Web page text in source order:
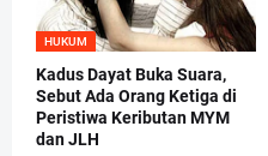
HUKUM
Kadus Dayat Buka Suara,
Sebut Ada Orang Ketiga di
Peristiwa Keributan MYM
dan JLH